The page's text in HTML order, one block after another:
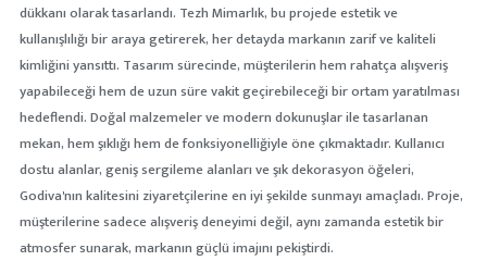
dükkanı olarak tasarlandı. Tezh Mimarlık, bu projede estetik ve
kullanışlılığı bir araya getirerek, her detayda markanın zarif ve kaliteli
kimliğini yansıttı. Tasarım sürecinde, müşterilerin hem rahatça alışveriş
yapabileceği hem de uzun süre vakit geçirebileceği bir ortam yaratılması
hedeflendi. Doğal malzemeler ve modern dokunuşlar ile tasarlanan
mekan, hem şıklığı hem de fonksiyonelliğiyle öne çıkmaktadır. Kullanıcı
dostu alanlar, geniş sergileme alanları ve şık dekorasyon öğeleri,
Godiva'nın kalitesini ziyaretçilerine en iyi şekilde sunmayı amaçladı. Proje,
müşterilerine sadece alışveriş deneyimi değil, aynı zamanda estetik bir
atmosfer sunarak, markanın güçlü imajını pekiştirdi.